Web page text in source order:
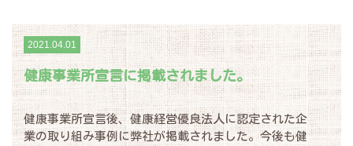
2021.04.01
健康事業所宣言に掲載されました。
健康事業所宣言後、健康経営優良法人に認定された企
業の取り組み事例に弊社が掲載されました。今後も健